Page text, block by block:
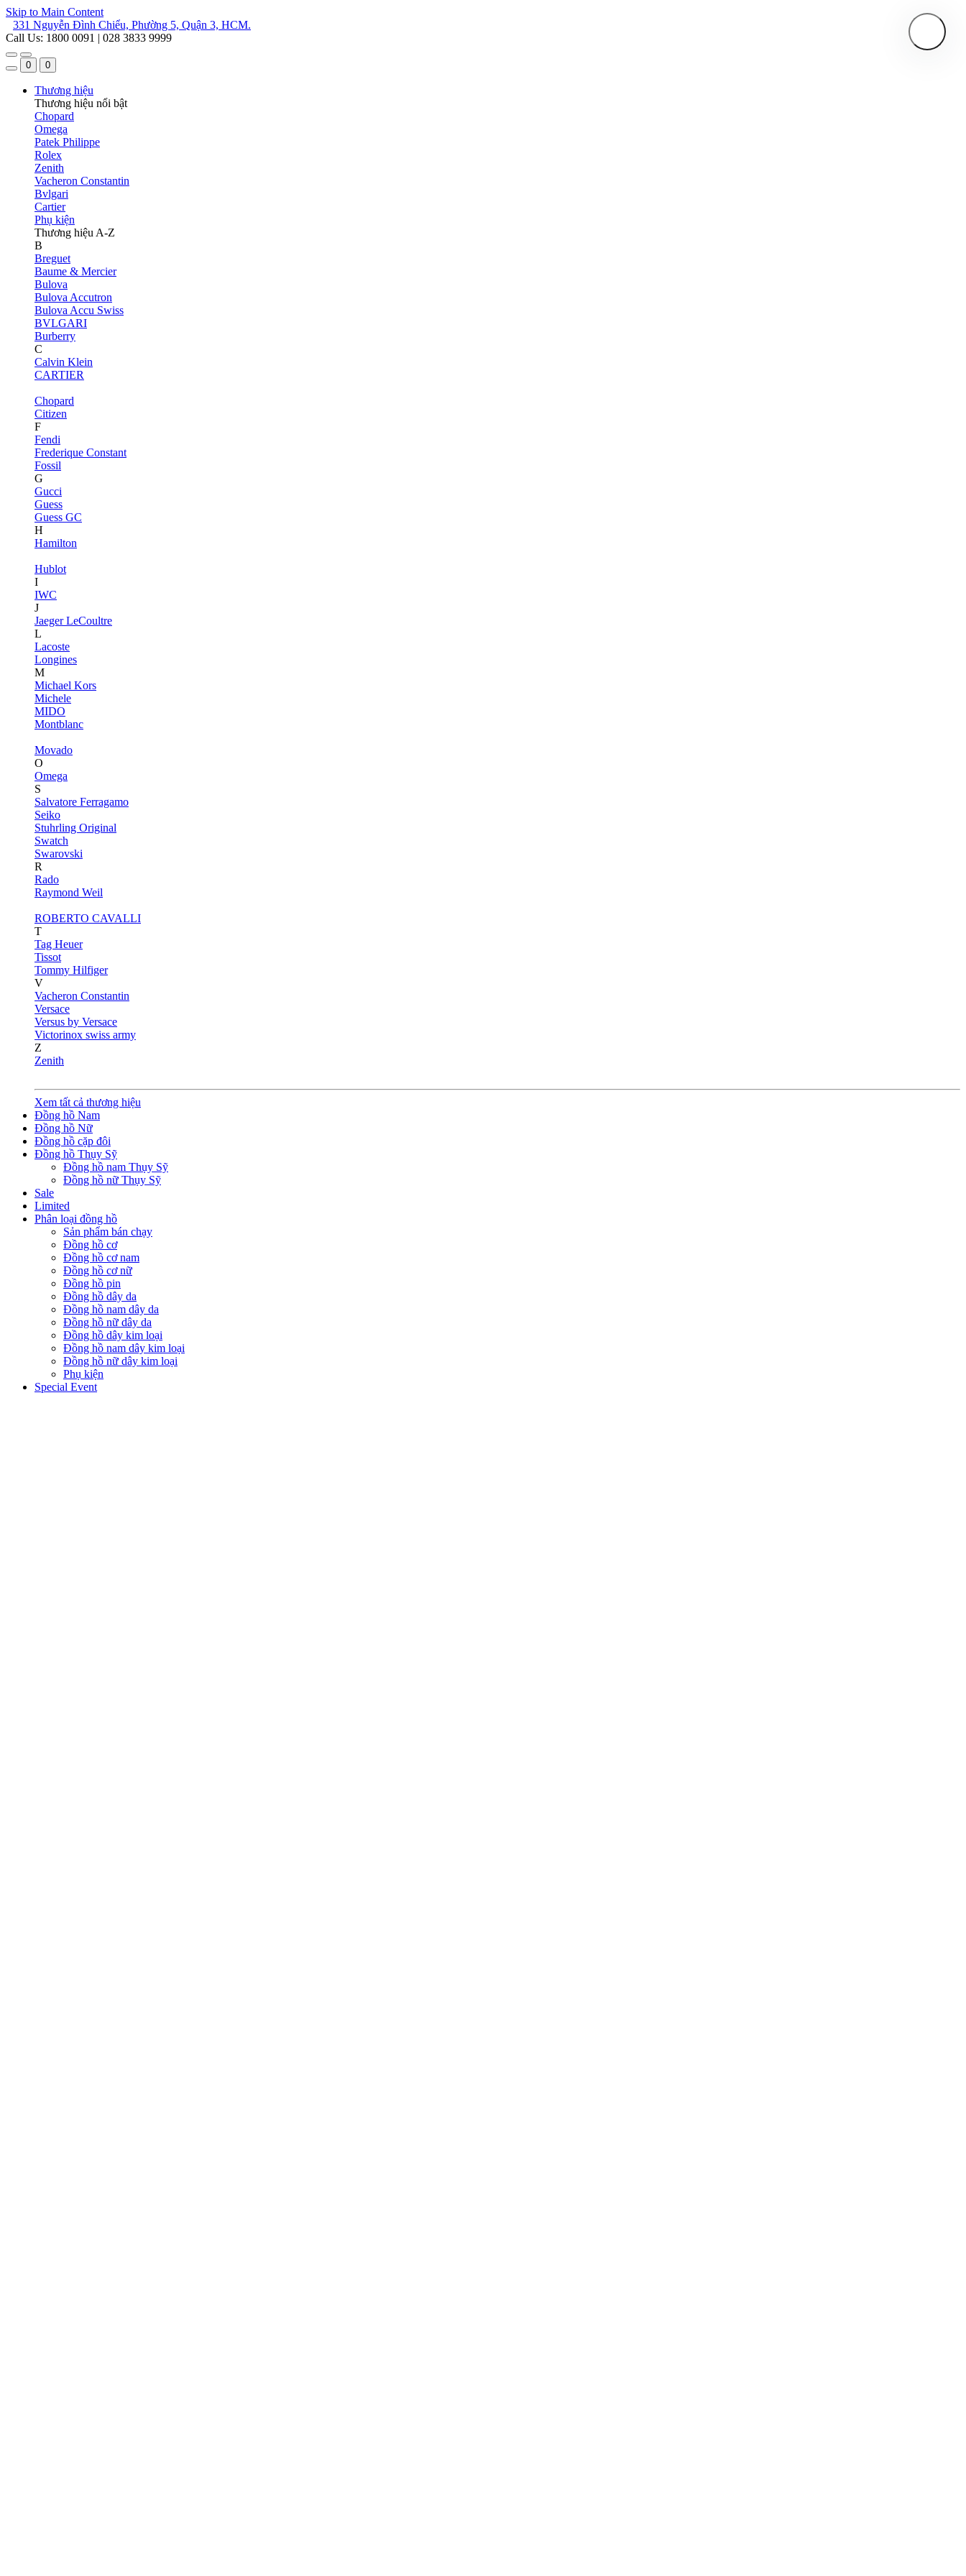
Skip to Main Content
331 Nguyễn Đình Chiểu, Phường 5, Quận 3, HCM.
Call Us: 1800 0091 | 028 3833 9999
0 0
Thương hiệu
Thương hiệu nổi bật
Chopard
Omega
Patek Philippe
Rolex
Zenith
Vacheron Constantin
Bvlgari
Cartier
Phụ kiện
Thương hiệu A-Z
B
Breguet
Baume & Mercier
Bulova
Bulova Accutron
Bulova Accu Swiss
BVLGARI
Burberry
C
Calvin Klein
CARTIER
Chopard
Citizen
F
Fendi
Frederique Constant
Fossil
G
Gucci
Guess
Guess GC
H
Hamilton
Hublot
I
IWC
J
Jaeger LeCoultre
L
Lacoste
Longines
M
Michael Kors
Michele
MIDO
Montblanc
Movado
O
Omega
S
Salvatore Ferragamo
Seiko
Stuhrling Original
Swatch
Swarovski
R
Rado
Raymond Weil
ROBERTO CAVALLI
T
Tag Heuer
Tissot
Tommy Hilfiger
V
Vacheron Constantin
Versace
Versus by Versace
Victorinox swiss army
Z
Zenith
Xem tất cả thương hiệu
Đồng hồ Nam
Đồng hồ Nữ
Đồng hồ cặp đôi
Đồng hồ Thụy Sỹ
Đồng hồ nam Thụy Sỹ
Đồng hồ nữ Thụy Sỹ
Sale
Limited
Phân loại đồng hồ
Sản phẩm bán chạy
Đồng hồ cơ
Đồng hồ cơ nam
Đồng hồ cơ nữ
Đồng hồ pin
Đồng hồ dây da
Đồng hồ nam dây da
Đồng hồ nữ dây da
Đồng hồ dây kim loại
Đồng hồ nam dây kim loại
Đồng hồ nữ dây kim loại
Phụ kiện
Special Event